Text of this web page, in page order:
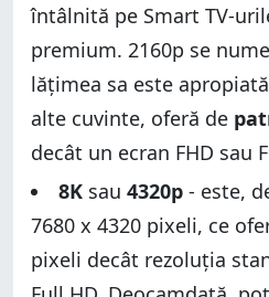
întâlnită pe Smart TV-
premium. 2160p se
lățimea sa este
alte cuvinte, oferă de
decât un ecran FHD sau
8K sau 4320p - este,
7680 x 4320 pixeli, ce
pixeli decât rezoluția